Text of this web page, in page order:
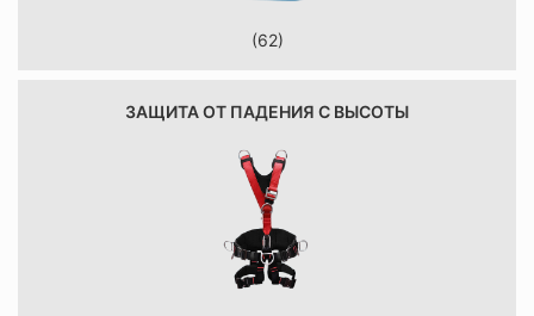
(62)
ЗАЩИТА ОТ ПАДЕНИЯ С ВЫСОТЫ